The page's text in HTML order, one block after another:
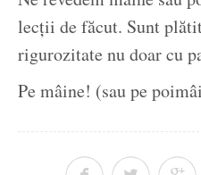
lecții de făcut. Sunt
rigurozitate nu doar cu
Pe mâine! (sau pe